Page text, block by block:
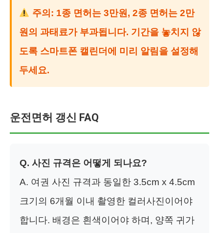
주의: 1종 면허는 3만원, 2종 면허는 2만
원의 과태료가 부과됩니다. 기간을 놓치지 않
도록 스마트폰 캘린더에 미리 알림을 설정해
두세요.
운전면허 갱신 FAQ
Q. 사진 규격은 어떻게 되나요?
A. 여권 사진 규격과 동일한 3.5cm x 4.5cm
크기의 6개월 이내 촬영한 컬러사진이어야
합니다. 배경은 흰색이어야 하며, 양쪽 귀가